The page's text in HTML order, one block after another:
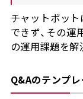
チャットボッ
できず、その
の運用課題を解
Q&Aのテンプ